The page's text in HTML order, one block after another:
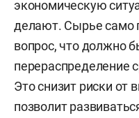
экономическую
делают. Сырье само
вопрос, что должно
перераспределение
Это снизит риски от
позволит